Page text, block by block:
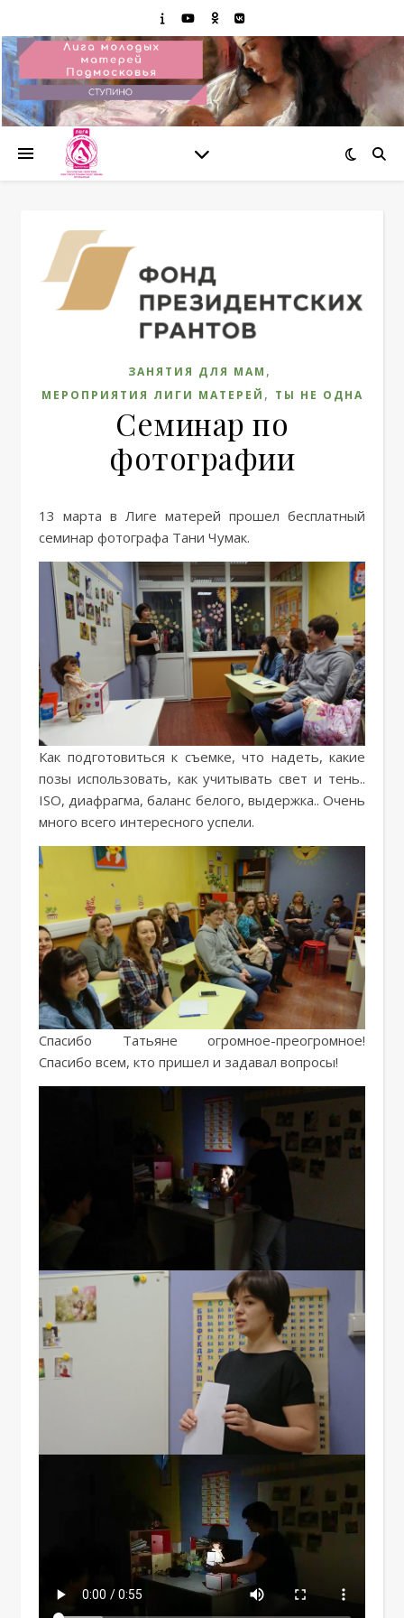
ЗАНЯТИЯ ДЛЯ МАМ ,
МЕРОПРИЯТИЯ ЛИГИ МАТЕРЕЙ , ТЫ НЕ ОДНА
Семинар по
фотографии
13 марта в Лиге матерей прошел бесплатный
семинар фотографа Тани Чумак.
Как подготовиться к съемке, что надеть, какие
позы использовать, как учитывать свет и тень..
ISO, диафрагма, баланс белого, выдержка.. Очень
много всего интересного успели.
Спасибо Татьяне огромное-преогромное!
Спасибо всем, кто пришел и задавал вопросы!